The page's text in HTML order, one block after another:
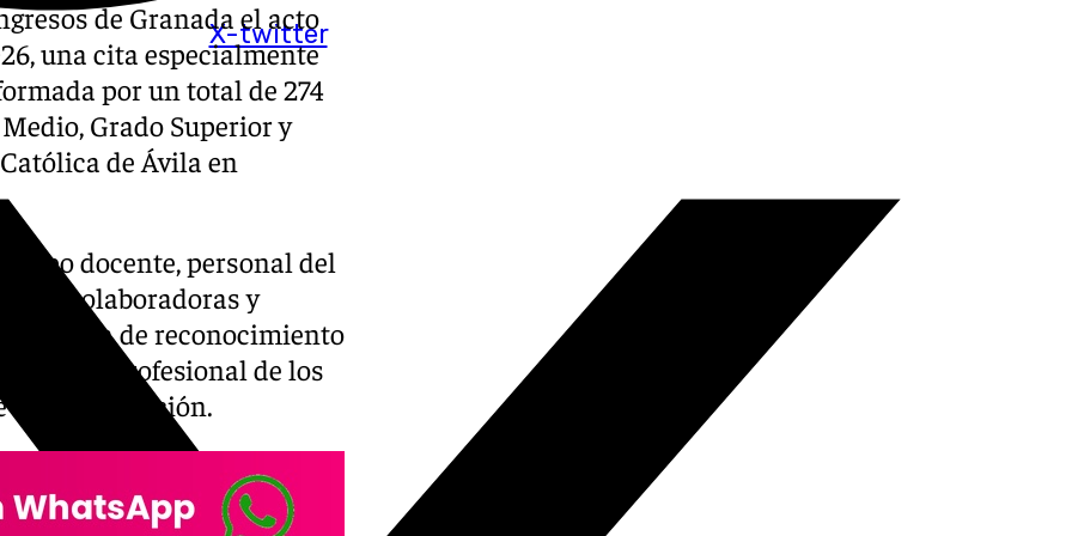
X-twitter
de Granada el acto
una cita especialmente
por un total de 274
Grado Superior y
de Ávila en
docente, personal del
colaboradoras y
jornada de reconocimiento
y profesional de los
de su formación.